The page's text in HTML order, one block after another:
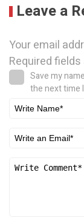
Leave a
Your email
Required
Save my
the next time